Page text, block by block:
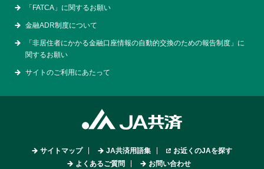
「FATCA」に関するお願い
金融ADR制度について
「非居住者にかかる金融口座情報の自動的交換のための報告制度」に
関するお願い
サイトのご利用にあたって
サイトマップ JA共済用語集
お近くのJAを探す
よくあるご質問
お問い合わせ